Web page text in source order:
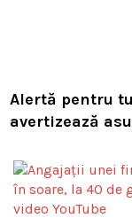
Alertă pentru
avertizează